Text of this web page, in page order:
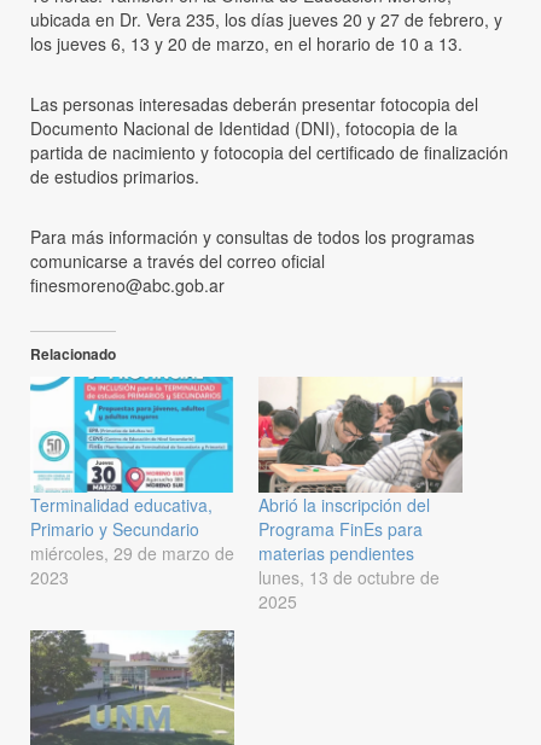
ubicada en Dr. Vera 235, los días jueves 20 y 27 de febrero, y
los jueves 6, 13 y 20 de marzo, en el horario de 10 a 13.
Las personas interesadas deberán presentar fotocopia del
Documento Nacional de Identidad (DNI), fotocopia de la
partida de nacimiento y fotocopia del certificado de finalización
de estudios primarios.
Para más información y consultas de todos los programas
comunicarse a través del correo oficial
finesmoreno@abc.gob.ar
Relacionado
Terminalidad educativa,
Primario y Secundario
miércoles, 29 de marzo de
2023
Abrió la inscripción del
Programa FinEs para
materias pendientes
lunes, 13 de octubre de
2025